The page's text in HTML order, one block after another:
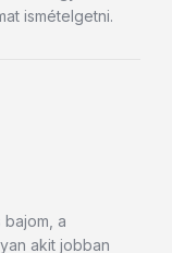
ismételgetni.
a
akit jobban